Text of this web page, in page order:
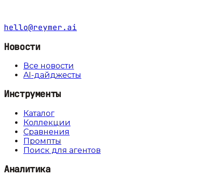
hello@reymer.ai
Новости
Все новости
AI-дайджесты
Инструменты
Каталог
Коллекции
Сравнения
Промпты
Поиск для агентов
Аналитика